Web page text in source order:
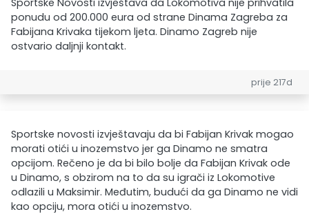
Sportske Novosti izvještava da Lokomotiva nije prihvatila
ponudu od 200.000 eura od strane Dinama Zagreba za
Fabijana Krivaka tijekom ljeta. Dinamo Zagreb nije
ostvario daljnji kontakt.
prije 217d
Sportske novosti izvještavaju da bi Fabijan Krivak mogao
morati otići u inozemstvo jer ga Dinamo ne smatra
opcijom. Rečeno je da bi bilo bolje da Fabijan Krivak ode
u Dinamo, s obzirom na to da su igrači iz Lokomotive
odlazili u Maksimir. Međutim, budući da ga Dinamo ne vidi
kao opciju, mora otići u inozemstvo.